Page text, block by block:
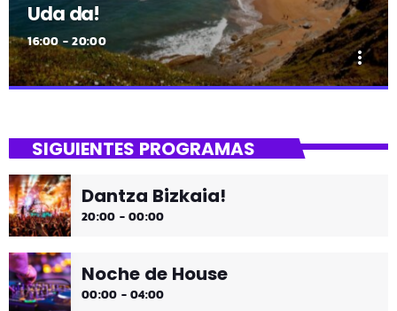
Uda da!
16:00 - 20:00
more_vert
¡Toda la música!
¡Toda la música!
SIGUIENTES PROGRAMAS
Dantza Bizkaia!
20:00 - 00:00
Noche de House
00:00 - 04:00